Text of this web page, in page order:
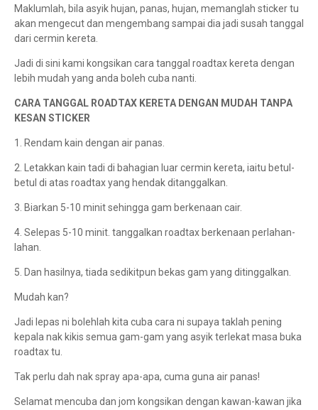
Maklumlah, bila asyik hujan, panas, hujan, memanglah sticker tu
akan mengecut dan mengembang sampai dia jadi susah tanggal
dari cermin kereta.
Jadi di sini kami kongsikan cara tanggal roadtax kereta dengan
lebih mudah yang anda boleh cuba nanti.
CARA TANGGAL ROADTAX KERETA DENGAN MUDAH TANPA
KESAN STICKER
1. Rendam kain dengan air panas.
2. Letakkan kain tadi di bahagian luar cermin kereta, iaitu betul-
betul di atas roadtax yang hendak ditanggalkan.
3. Biarkan 5-10 minit sehingga gam berkenaan cair.
4. Selepas 5-10 minit. tanggalkan roadtax berkenaan perlahan-
lahan.
5. Dan hasilnya, tiada sedikitpun bekas gam yang ditinggalkan.
Mudah kan?
Jadi lepas ni bolehlah kita cuba cara ni supaya taklah pening
kepala nak kikis semua gam-gam yang asyik terlekat masa buka
roadtax tu.
Tak perlu dah nak spray apa-apa, cuma guna air panas!
Selamat mencuba dan jom kongsikan dengan kawan-kawan jika